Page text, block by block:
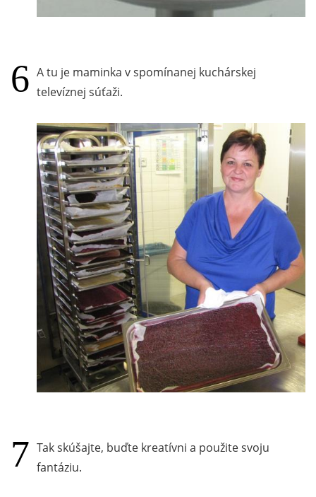
A tu je maminka v spomínanej kuchárskej
televíznej súťaži.
Tak skúšajte, buďte kreatívni a použite svoju
fantáziu.